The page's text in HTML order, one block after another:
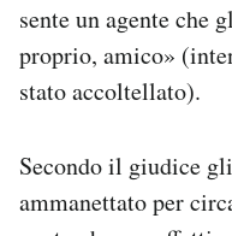
sente un agente che
proprio, amico»
stato accoltellato).
Secondo il giudice
ammanettato per